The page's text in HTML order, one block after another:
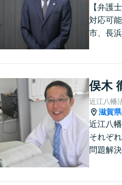
い。
【弁護
対応可
市、長
まに、
解決策
寧」【
備】【
俣木
近江八幡
滋賀県
近江八
それぞ
問題解